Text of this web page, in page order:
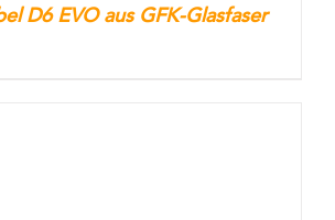
D6 EVO aus GFK-Glasfaser